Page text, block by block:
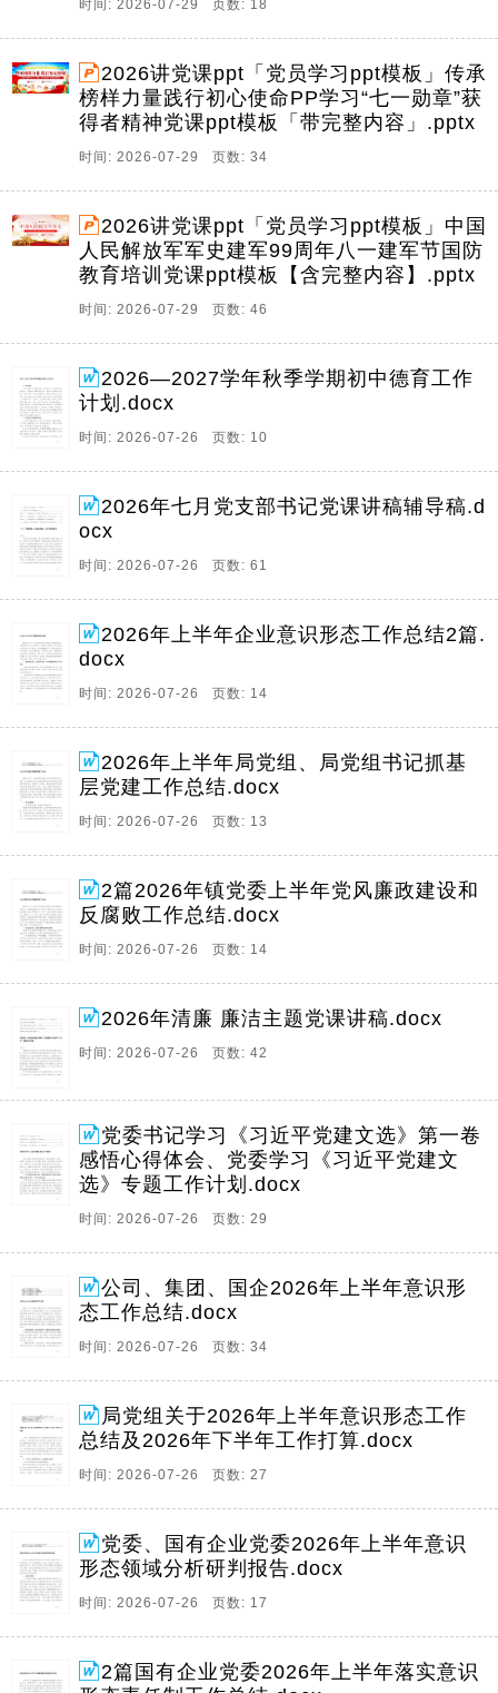
时间: 2026-07-29 页数: 18
2026讲党课ppt「党员学习ppt模板」传承
榜样力量践行初心使命PP学习“七一勋章”获
得者精神党课ppt模板「带完整内容」.pptx
时间: 2026-07-29 页数: 34
2026讲党课ppt「党员学习ppt模板」中国
人民解放军军史建军99周年八一建军节国防
教育培训党课ppt模板【含完整内容】.pptx
时间: 2026-07-29 页数: 46
2026—2027学年秋季学期初中德育工作
计划.docx
时间: 2026-07-26 页数: 10
2026年七月党支部书记党课讲稿辅导稿.d
ocx
时间: 2026-07-26 页数: 61
2026年上半年企业意识形态工作总结2篇.
docx
时间: 2026-07-26 页数: 14
2026年上半年局党组、局党组书记抓基
层党建工作总结.docx
时间: 2026-07-26 页数: 13
2篇2026年镇党委上半年党风廉政建设和
反腐败工作总结.docx
时间: 2026-07-26 页数: 14
2026年清廉 廉洁主题党课讲稿.docx
时间: 2026-07-26 页数: 42
党委书记学习《习近平党建文选》第一卷
感悟心得体会、党委学习《习近平党建文
选》专题工作计划.docx
时间: 2026-07-26 页数: 29
公司、集团、国企2026年上半年意识形
态工作总结.docx
时间: 2026-07-26 页数: 34
局党组关于2026年上半年意识形态工作
总结及2026年下半年工作打算.docx
时间: 2026-07-26 页数: 27
党委、国有企业党委2026年上半年意识
形态领域分析研判报告.docx
时间: 2026-07-26 页数: 17
2篇国有企业党委2026年上半年落实意识